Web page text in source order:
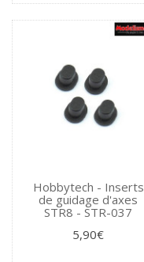
Hobbytech - Inserts
de guidage d'axes
STR8 - STR-037
5,90€